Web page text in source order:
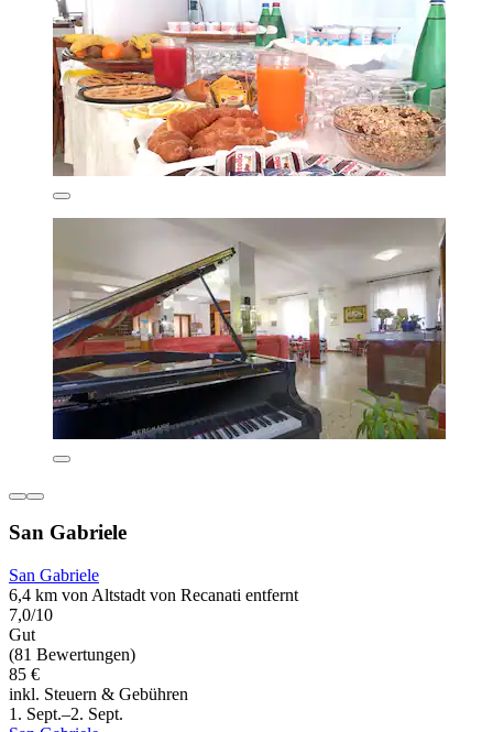
San Gabriele
San Gabriele
6,4 km von Altstadt von Recanati entfernt
7,0/10
Gut
(81 Bewertungen)
85 €
inkl. Steuern & Gebühren
1. Sept.–2. Sept.